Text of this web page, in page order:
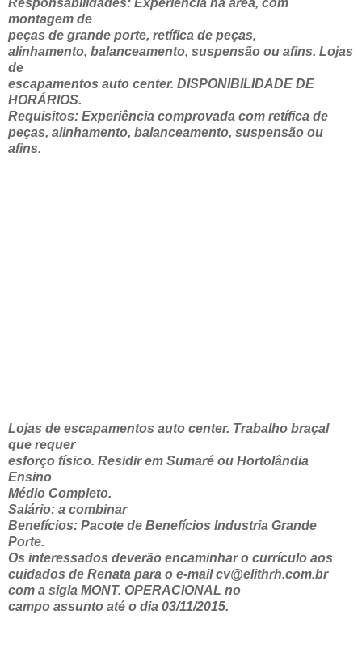
Responsabilidades: Experiência na área, com
montagem de
peças de grande porte, retífica de peças,
alinhamento, balanceamento, suspensão ou afins. Lojas
de
escapamentos auto center. DISPONIBILIDADE DE
HORÁRIOS.
Requisitos: Experiência comprovada com retífica de
peças, alinhamento, balanceamento, suspensão ou
afins.
Lojas de escapamentos auto center. Trabalho braçal
que requer
esforço físico. Residir em Sumaré ou Hortolândia
Ensino
Médio Completo.
Salário: a combinar
Benefícios: Pacote de Benefícios Industria Grande
Porte.
Os interessados deverão encaminhar o currículo aos
cuidados de Renata para o e-mail cv@elithrh.com.br
com a sigla MONT. OPERACIONAL no
campo assunto até o dia 03/11/2015.